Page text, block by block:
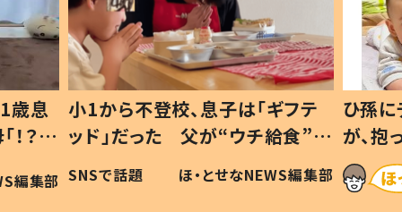
歳息
？」
編集部
小1から不登校、息子は「ギフテ
ッド」だった 父が“ウチ給食”を
作り続ける理由とは #令和の親
#令和の子
SNSで話題 ほ・とせなNEWS編集部
ひ孫
が、
「涙が
い」